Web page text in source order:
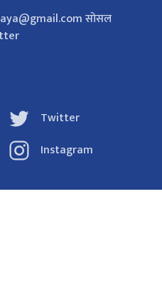
सोसल
Twitter
Instagram